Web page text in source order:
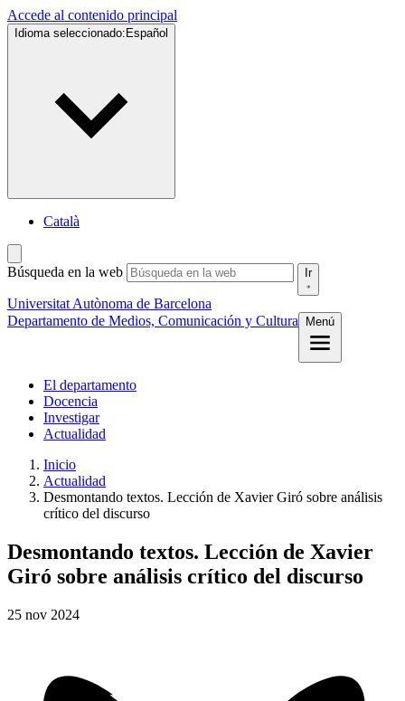
Accede al contenido principal
Idioma seleccionado: Español
Català
Búsqueda en la web Ir
Universitat Autònoma de Barcelona
Departamento de Medios, Comunicación y Cultura
Menú
El departamento
Docencia
Investigar
Actualidad
Inicio
Actualidad
Desmontando textos. Lección de Xavier Giró sobre análisis
crítico del discurso
Desmontando textos. Lección de Xavier
Giró sobre análisis crítico del discurso
25 nov 2024